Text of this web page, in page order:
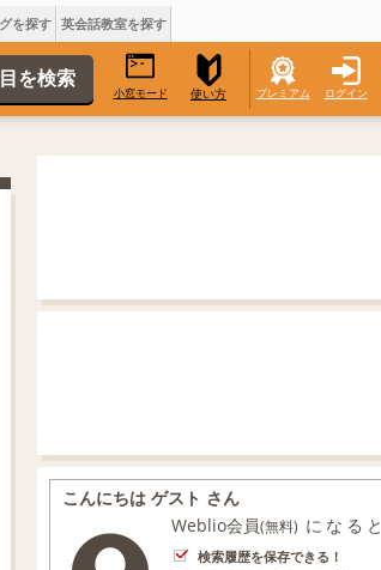
を探す 英会話教室を探す
小窓モード 使い方 プレミアム ログイン
こんにちは ゲスト さん
Weblio会員(無料) になると
検索履歴を保存できる！